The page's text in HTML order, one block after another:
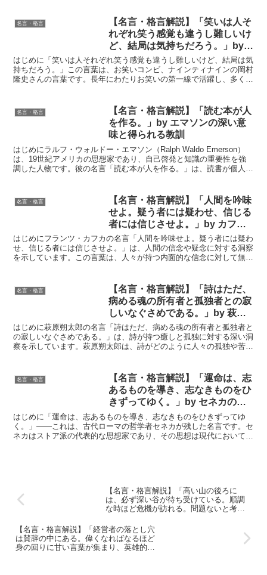
名言・格言
【名言・格言解説】「笑いは人そ
れぞれ笑う感覚も違うし難しいけ
ど、結局は気持ちだろう。」by
岡村隆史の深い意味と得られる教
訓
はじめに「笑いは人それぞれ笑う感覚も違うし難しいけど、結局は気
持ちだろう。」この言葉は、お笑いコンビ、ナインティナインの岡村
隆史さんの言葉です。長年にわたりお笑いの第一線で活躍し、多くの
名言・格言
【名言・格言解説】「読む本が人
を作る。」by エマソンの深い意
味と得られる教訓
はじめにラルフ・ウォルドー・エマソン（Ralph Waldo Emerson）
は、19世紀アメリカの思想家であり、自己啓発と知識の重要性を強
調した人物です。彼の名言「読む本が人を作る。」は、読書が個人の
名言・格言
【名言・格言解説】「人間を吟味
せよ。疑う者には疑わせ、信じる
者には信じさせよ。」by カフカ
の深い意味と得られる教訓
はじめにフランツ・カフカの名言「人間を吟味せよ。疑う者には疑わ
せ、信じる者には信じさせよ。」は、人間の信念や疑念に対する洞察
を示しています。この言葉は、人々が持つ内面的な信念に対して無理
名言・格言
【名言・格言解説】「詩はただ、
病める魂の所有者と孤独者との寂
しいなぐさめである。」by 萩原
朔太郎の深い意味と得られる教訓
はじめに萩原朔太郎の名言「詩はただ、病める魂の所有者と孤独者と
の寂しいなぐさめである。」は、詩が持つ癒しと孤独に対する深い洞
察を示しています。萩原朔太郎は、詩がどのように人々の孤独や苦悩
名言・格言
【名言・格言解説】「運命は、志
あるものを導き、志なきものをひ
きずってゆく。」by セネカの深
い意味と得られる教訓
はじめに「運命は、志あるものを導き、志なきものをひきずってゆ
く。」――これは、古代ローマの哲学者セネカが残した名言です。セ
ネカはストア派の代表的な思想家であり、その思想は現代においても
【名言・格言解説】「高い山の後ろに
は、必ず深い谷が待ち受けている。順調
な時ほど危機が訪れる。問題ないと考え
の深い意味と得られる教訓
【名言・格言解説】「経営者の落とし穴
は賛辞の中にある。偉くなればなるほど
身の回りに甘い言葉が集まり、英雄的気